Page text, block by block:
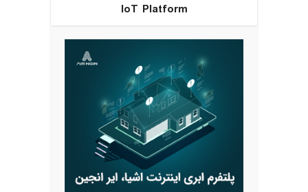
IoT Platform